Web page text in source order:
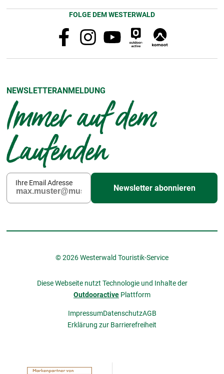
FOLGE DEM WESTERWALD
NEWSLETTERANMELDUNG
Immer auf dem
Laufenden
Ihre Email Adresse
Newsletter abonnieren
© 2026 Westerwald Touristik-Service
Diese Webseite nutzt Technologie und Inhalte der
Outdooractive Plattform
ImpressumDatenschutzAGB
Erklärung zur Barrierefreiheit